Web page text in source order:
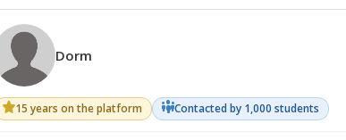
Dorm
15 years on the platform Contacted by 1,000 students